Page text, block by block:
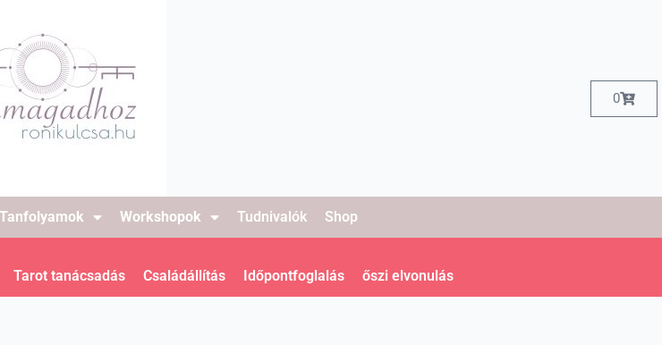
0
Kosár
Tanfolyamok Workshopok Tudnivalók Shop
Tarot tanácsadás Családállítás Időpontfoglalás őszi elvonulás